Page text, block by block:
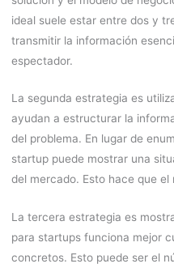
ideal suele estar entre dos y
transmitir la información
espectador.
La segunda estrategia es
ayudan a estructurar la
del problema. En lugar de
startup puede mostrar una
del mercado. Esto hace que el
La tercera estrategia es
para startups funciona mejor
concretos. Esto puede ser el